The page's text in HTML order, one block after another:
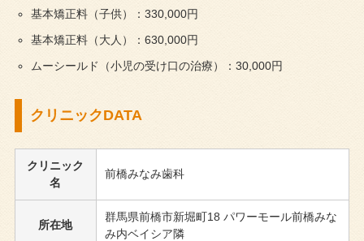
基本矯正料（子供）：330,000円
基本矯正料（大人）：630,000円
ムーシールド（小児の受け口の治療）：30,000円
クリニックDATA
クリニック
名
前橋みなみ歯科
所在地
群馬県前橋市新堀町18 パワーモール前橋みな
み内ベイシア隣